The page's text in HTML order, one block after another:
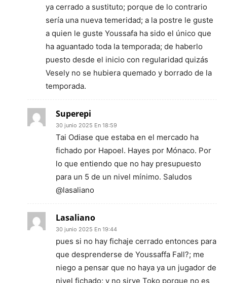
ya cerrado a sustituto; porque de lo contrario
sería una nueva temeridad; a la postre le guste
a quien le guste Youssafa ha sido el único que
ha aguantado toda la temporada; de haberlo
puesto desde el inicio con regularidad quizás
Vesely no se hubiera quemado y borrado de la
temporada.
Superepi
30 junio 2025 En 18:59
Tai Odiase que estaba en el mercado ha
fichado por Hapoel. Hayes por Mónaco. Por
lo que entiendo que no hay presupuesto
para un 5 de un nivel mínimo. Saludos
@lasaliano
Lasaliano
30 junio 2025 En 19:44
pues si no hay fichaje cerrado entonces para
que desprenderse de Youssaffa Fall?; me
niego a pensar que no haya ya un jugador de
nivel fichado; y no sirve Toko porque no es